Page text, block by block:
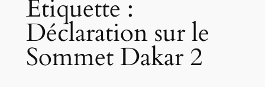
Étiquette :
Déclaration sur le
Sommet Dakar 2